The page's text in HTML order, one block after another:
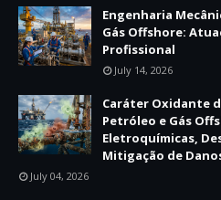
Engenharia
Gás Offshore:
Profissional
July 14, 2026
Caráter Oxidante
Petróleo e Gás
Eletroquímicas,
Mitigação de
July 04, 2026